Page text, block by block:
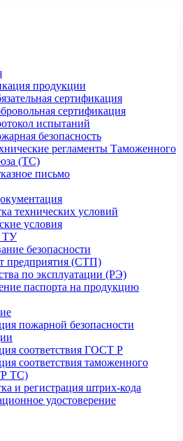
продукции
сертификация
сертификация
испытаний
безопасность
регламенты Таможенного
(ТС)
письмо
технических условий
условия
ТУ
безопасности
предприятия (СТП)
по эксплуатации (РЭ)
паспорта на продукцию
пожарной безопасности
соответствия ГОСТ Р
соответствия таможенного
ТС)
и регистрация штрих-кода
удостоверение